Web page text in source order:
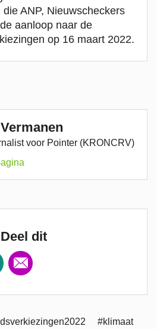
die ANP, Nieuwscheckers
aanloop naar de
op 16 maart 2022.
voor Pointer (KRONCRV)
Deel dit
#klimaat